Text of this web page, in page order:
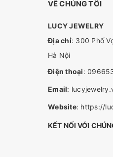
VỀ CHÚNG TÔI
LUCY JEWELRY
Địa chỉ: 300 Phố
Hà Nội
Điện thoại:
Email:
Website: https://
KẾT NỐI VỚI